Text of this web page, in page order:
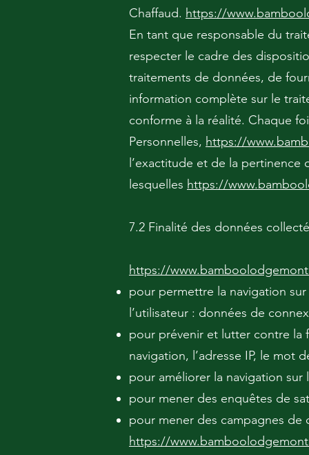
Chaffaud. https://
En tant que responsable du
respecter le cadre des
traitements de données, de
information complète sur le
conforme à la réalité. Chaque
Personnelles, https://
l’exactitude et de la
lesquelles https://
7.2 Finalité des données
https://
pour permettre la navigation
l’utilisateur : données de
pour prévenir et lutter contre la
navigation, l’adresse IP, le mot
pour améliorer la navigation
pour mener des enquêtes de
pour mener des campagnes de
https://